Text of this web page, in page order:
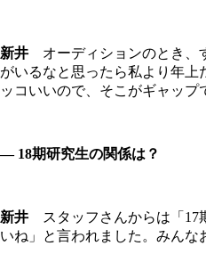
新井 オーディションのとき、
がいるなと思ったら私より年上
ッコいいので、そこがギャップ
― 18期研究生の関係は？
新井 スタッフさんからは「17
いね」と言われました。みんな